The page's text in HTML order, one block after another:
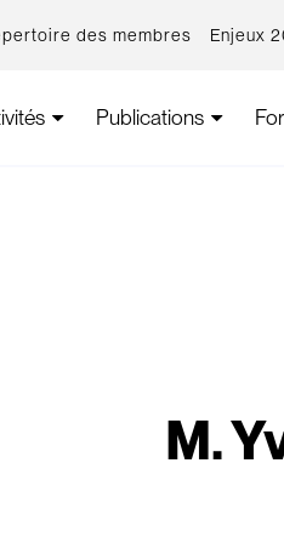
des membres Enjeux
Publications
M.